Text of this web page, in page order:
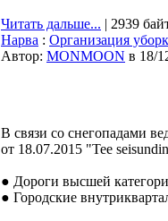
Читать дальше... | 2939
Нарва : Организация
Автор: MONMOON в 18/
В связи со снегопадами
от 18.07.2015 "Tee
● Дороги высшей
● Городские